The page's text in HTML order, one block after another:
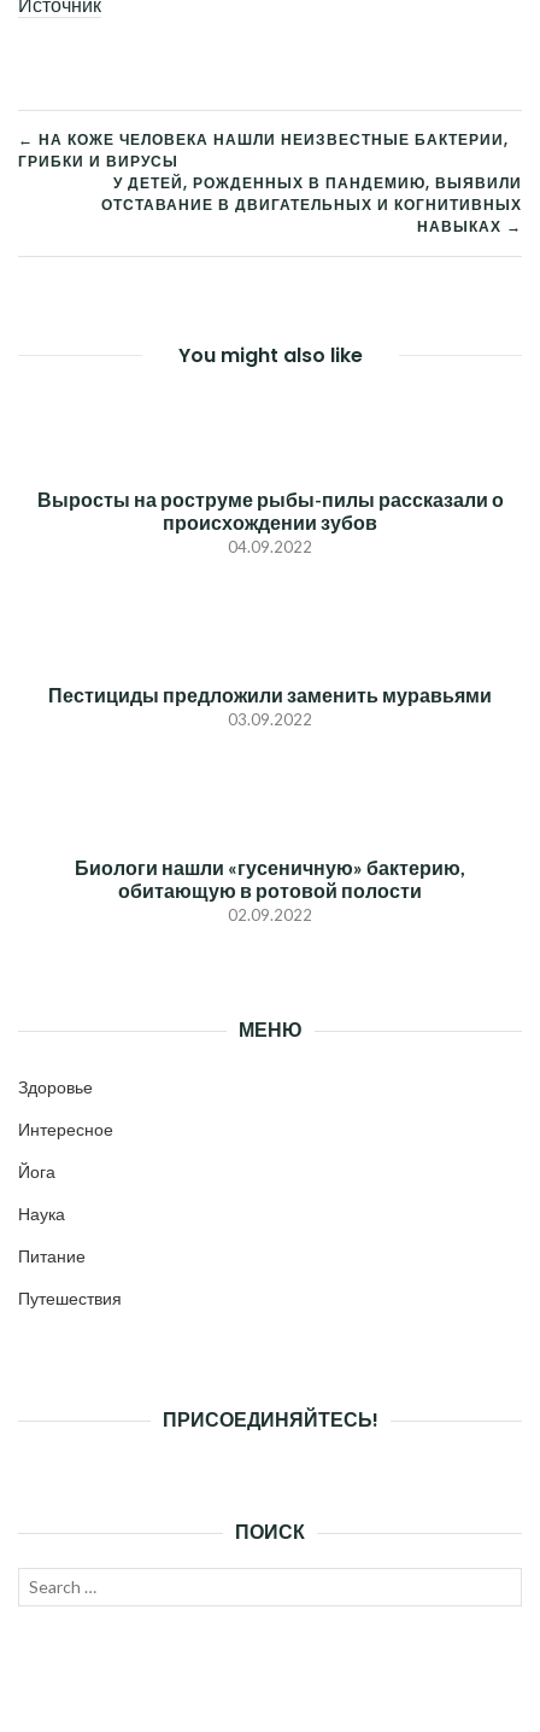
НАВИГАЦИЯ
ЗАПИСЯМ
← НА КОЖЕ ЧЕЛОВЕКА НАШЛИ НЕИЗВЕСТНЫЕ БАКТЕРИИ,
ГРИБКИ И ВИРУСЫ
У ДЕТЕЙ, РОЖДЕННЫХ В ПАНДЕМИЮ, ВЫЯВИЛИ
ОТСТАВАНИЕ В ДВИГАТЕЛЬНЫХ И КОГНИТИВНЫХ
НАВЫКАХ →
You might also like
Выросты на роструме рыбы-пилы рассказали о
происхождении зубов
04.09.2022
Пестициды предложили заменить муравьями
03.09.2022
Биологи нашли «гусеничную» бактерию,
обитающую в ротовой полости
02.09.2022
МЕНЮ
Здоровье
Интересное
Йога
Наука
Питание
Путешествия
ПРИСОЕДИНЯЙТЕСЬ!
ПОИСК
Search